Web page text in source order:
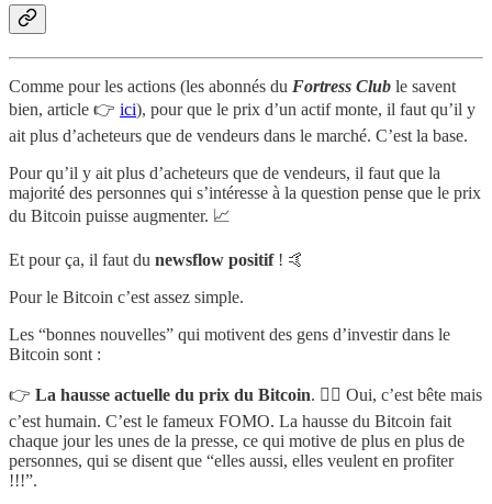
Comme pour les actions (les abonnés du Fortress Club le savent
bien, article 👉 ici), pour que le prix d’un actif monte, il faut qu’il y
ait plus d’acheteurs que de vendeurs dans le marché. C’est la base.
Pour qu’il y ait plus d’acheteurs que de vendeurs, il faut que la
majorité des personnes qui s’intéresse à la question pense que le prix
du Bitcoin puisse augmenter. 📈
Et pour ça, il faut du newsflow positif! 🤙
Pour le Bitcoin c’est assez simple.
Les “bonnes nouvelles” qui motivent des gens d’investir dans le
Bitcoin sont :
👉 La hausse actuelle du prix du Bitcoin. 💁‍♂️ Oui, c’est bête mais
c’est humain. C’est le fameux FOMO. La hausse du Bitcoin fait
chaque jour les unes de la presse, ce qui motive de plus en plus de
personnes, qui se disent que “elles aussi, elles veulent en profiter
!!!”.